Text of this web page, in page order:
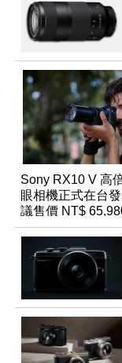
Sony RX10 V 高
眼相機正式在台
議售價 NT$